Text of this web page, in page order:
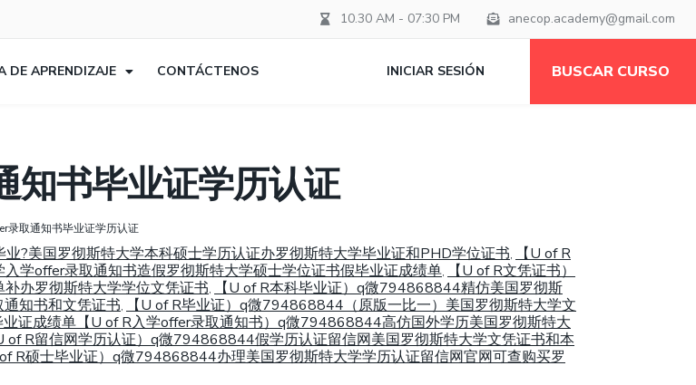
10.30 AM - 07:30 PM anecop.academy@gmail.com
DE APRENDIZAJE CONTÁCTENOS INICIAR SESIÓN BUSCAR CURSO
知书毕业证学历认证
录取通知书毕业证学历认证
?美国罗彻斯特大学本科硕士学历认证办罗彻斯特大学毕业证和PHD学位证书,
【U of R
学offer录取通知书造假罗彻斯特大学硕士学位证书假毕业证成绩单,
【U of R文凭证书）
办罗彻斯特大学学位文凭证书,
【U of R本科毕业证）q微794868844精仿美国罗彻斯
知书和文凭证书,
【U of R毕业证）q微794868844（原版一比一）美国罗彻斯特大学文
证成绩单【U of R入学offer录取通知书）q微794868844高仿国外学历美国罗彻斯特大
U of R留信网学历认证）q微794868844假学历认证留信网美国罗彻斯特大学文凭证书和本
of R硕士毕业证）q微794868844办理美国罗彻斯特大学学历认证留信网官网可查购买罗